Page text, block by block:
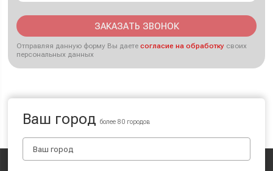
ЗАКАЗАТЬ ЗВОНОК
Отправляя данную форму Вы даетесогласие на обработку своих
персональных данных
Ваш городболее 80 городов